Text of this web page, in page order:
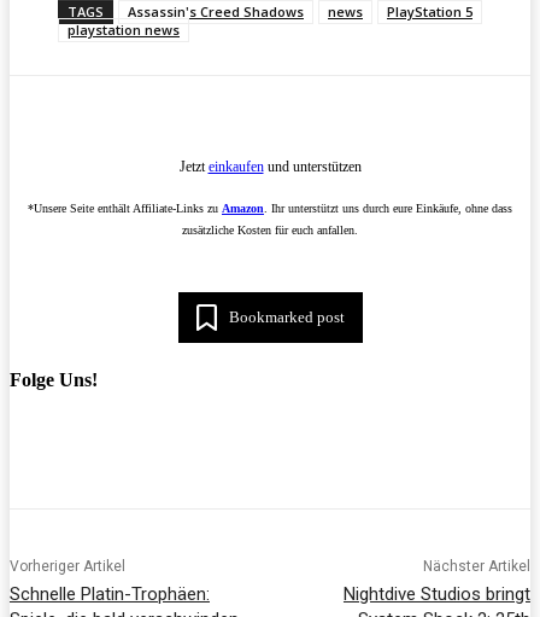
TAGS Assassin's Creed Shadows news
PlayStation 5
playstation news
Jetzteinkaufenund unterstützen
*Unsere Seite enthält Affiliate-Links zu Amazon . Ihr unterstützt uns durch eure Einkäufe, ohne dass
zusätzliche Kosten für euch anfallen.
Bookmarked post
Folge Uns!
Vorheriger Artikel
Schnelle Platin-Trophäen:
Nächster Artikel
Nightdive Studios bringt